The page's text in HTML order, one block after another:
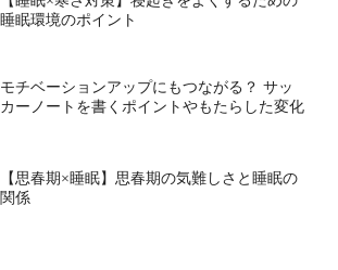
睡眠環境のポイント
モチベーションアップにもつながる？ サッ
カーノートを書くポイントやもたらした変化
【思春期×睡眠】思春期の気難しさと睡眠の
関係